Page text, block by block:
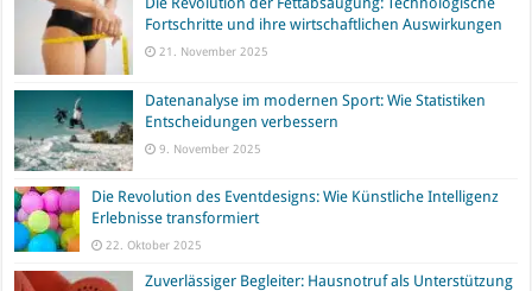
Fortschritte und ihre wirtschaftlichen Auswirkungen
21. November 2025
Datenanalyse im modernen Sport: Wie Statistiken
Entscheidungen verbessern
9. November 2025
Die Revolution des Eventdesigns: Wie Künstliche Intelligenz
Erlebnisse transformiert
22. Oktober 2025
Zuverlässiger Begleiter: Hausnotruf als Unterstützung